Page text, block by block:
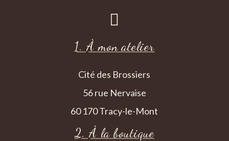

1. À mon atelier
Cité des Brossiers
56 rue Nervaise
60 170 Tracy-le-Mont
2. À la boutique